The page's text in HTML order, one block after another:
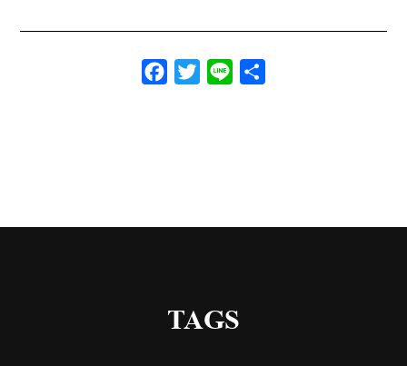
FacebookTwitterLine
TAGS